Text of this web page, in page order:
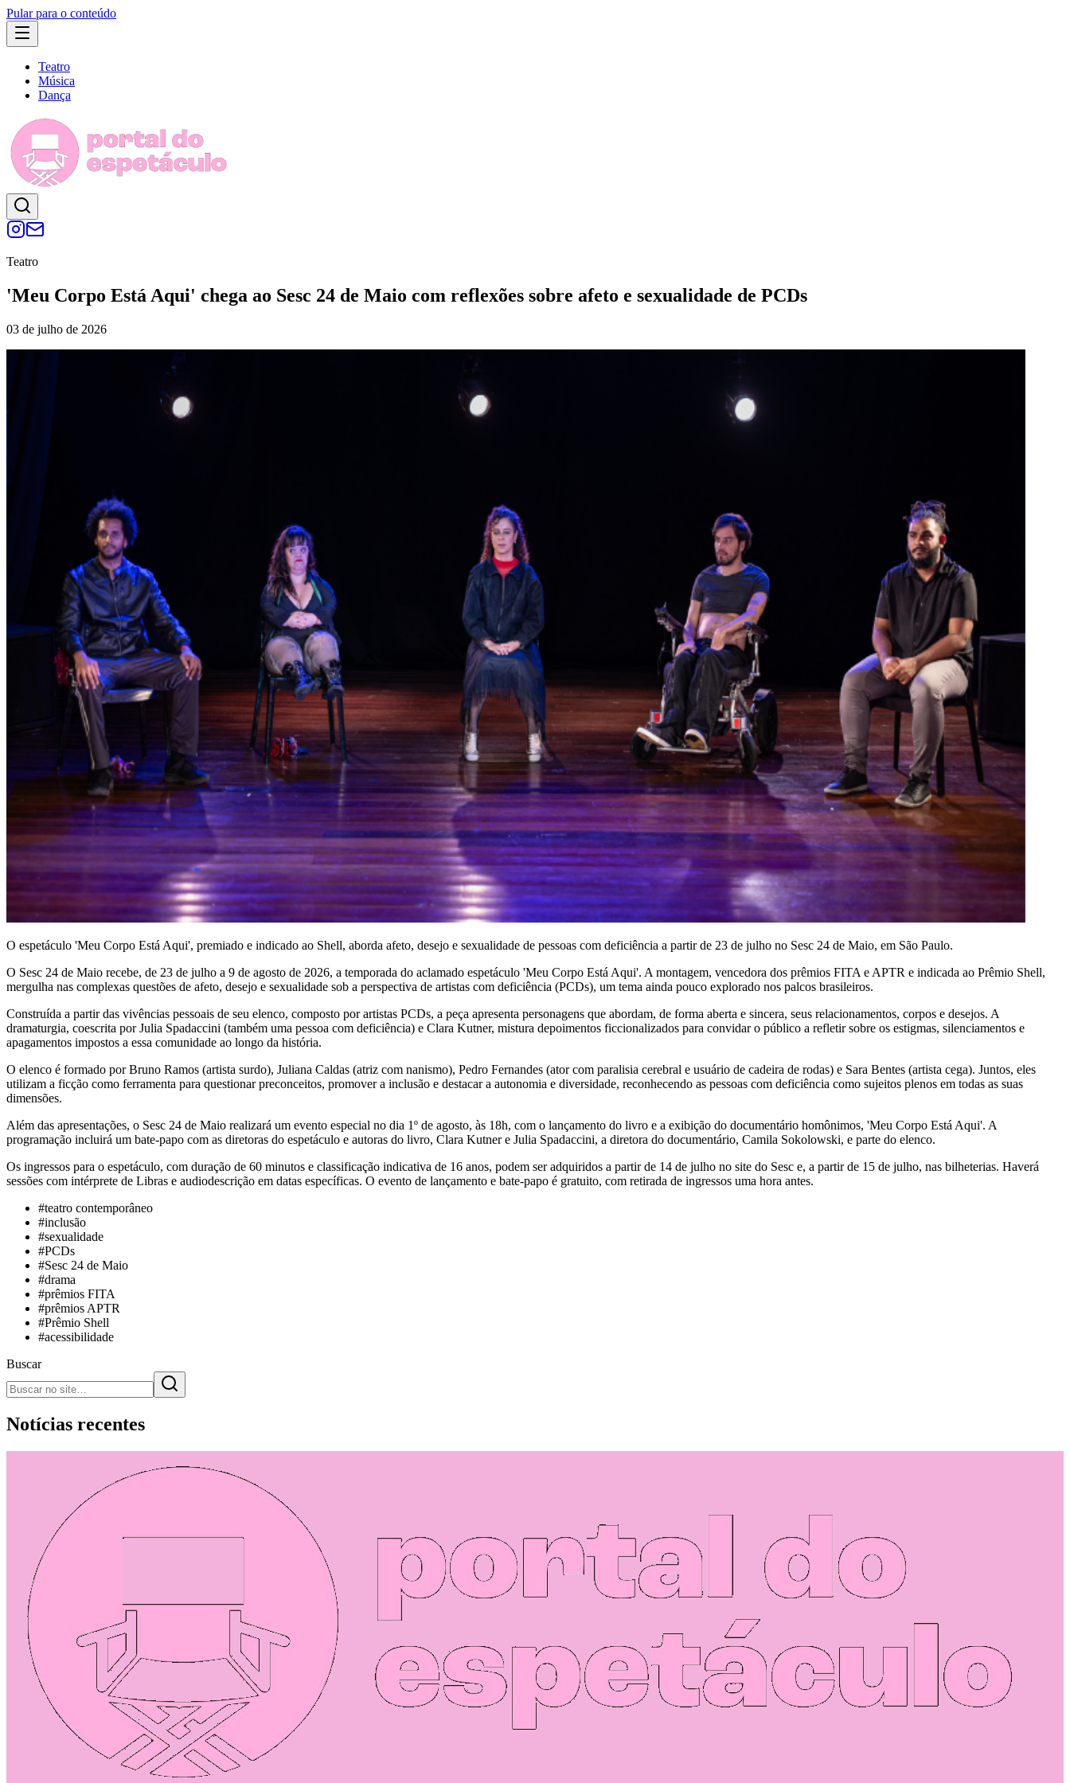
Pular para o conteúdo
Teatro
Música
Dança
Teatro
'Meu Corpo Está Aqui' chega ao Sesc 24 de Maio com reflexões sobre afeto e sexualidade de PCDs
03 de julho de 2026
O espetáculo 'Meu Corpo Está Aqui', premiado e indicado ao Shell, aborda afeto, desejo e sexualidade de pessoas com deficiência a partir de 23 de julho no Sesc 24 de Maio, em São Paulo.
O Sesc 24 de Maio recebe, de 23 de julho a 9 de agosto de 2026, a temporada do aclamado espetáculo 'Meu Corpo Está Aqui'. A montagem, vencedora dos prêmios FITA e APTR e indicada ao Prêmio Shell,
mergulha nas complexas questões de afeto, desejo e sexualidade sob a perspectiva de artistas com deficiência (PCDs), um tema ainda pouco explorado nos palcos brasileiros.
Construída a partir das vivências pessoais de seu elenco, composto por artistas PCDs, a peça apresenta personagens que abordam, de forma aberta e sincera, seus relacionamentos, corpos e desejos. A
dramaturgia, coescrita por Julia Spadaccini (também uma pessoa com deficiência) e Clara Kutner, mistura depoimentos ficcionalizados para convidar o público a refletir sobre os estigmas, silenciamentos e
apagamentos impostos a essa comunidade ao longo da história.
O elenco é formado por Bruno Ramos (artista surdo), Juliana Caldas (atriz com nanismo), Pedro Fernandes (ator com paralisia cerebral e usuário de cadeira de rodas) e Sara Bentes (artista cega). Juntos, eles
utilizam a ficção como ferramenta para questionar preconceitos, promover a inclusão e destacar a autonomia e diversidade, reconhecendo as pessoas com deficiência como sujeitos plenos em todas as suas
dimensões.
Além das apresentações, o Sesc 24 de Maio realizará um evento especial no dia 1º de agosto, às 18h, com o lançamento do livro e a exibição do documentário homônimos, 'Meu Corpo Está Aqui'. A
programação incluirá um bate-papo com as diretoras do espetáculo e autoras do livro, Clara Kutner e Julia Spadaccini, a diretora do documentário, Camila Sokolowski, e parte do elenco.
Os ingressos para o espetáculo, com duração de 60 minutos e classificação indicativa de 16 anos, podem ser adquiridos a partir de 14 de julho no site do Sesc e, a partir de 15 de julho, nas bilheterias. Haverá
sessões com intérprete de Libras e audiodescrição em datas específicas. O evento de lançamento e bate-papo é gratuito, com retirada de ingressos uma hora antes.
#teatro contemporâneo
#inclusão
#sexualidade
#PCDs
#Sesc 24 de Maio
#drama
#prêmios FITA
#prêmios APTR
#Prêmio Shell
#acessibilidade
Buscar
Notícias recentes